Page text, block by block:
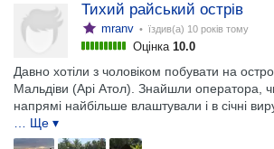
Тихий райський острів
mranv • їздив(а) 10 років тому
Оцінка 10.0
Давно хотіли з чоловіком побувати на
Мальдіви (Арі Атол). Знайшли оператора,
напрямі найбільше влаштували і в січні
… Ще ▾